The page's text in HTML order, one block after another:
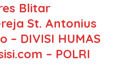
Blitar
St. Antonius
– DIVISI HUMAS
– POLRI